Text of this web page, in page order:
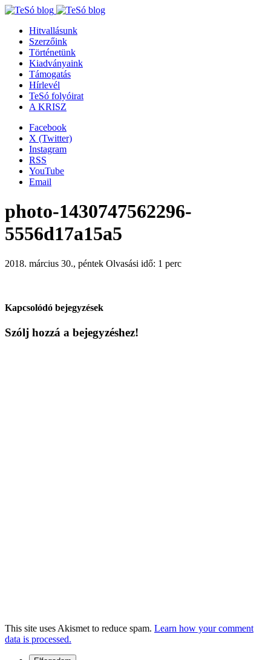
Hitvallásunk
Szerzőink
Történetünk
Kiadványaink
Támogatás
Hírlevél
TeSó folyóirat
A KRISZ
Facebook
X (Twitter)
Instagram
RSS
YouTube
Email
photo-1430747562296-
5556d17a15a5
2018. március 30., péntek Olvasási idő: 1 perc
Kapcsolódó bejegyzések
Szólj hozzá a bejegyzéshez!
This site uses Akismet to reduce spam. Learn how your comment
data is processed.